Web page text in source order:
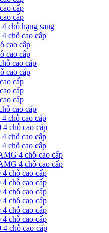
cấp
cấp
chỗ hạng sang
chỗ cao cấp
cao cấp
cao cấp
cao cấp
cao cấp
cấp
cấp
cấp
cao cấp
chỗ cao cấp
chỗ cao cấp
chỗ cao cấp
chỗ cao cấp
4 chỗ cao cấp
4 chỗ cao cấp
chỗ cao cấp
chỗ cao cấp
chỗ cao cấp
chỗ cao cấp
chỗ cao cấp
chỗ cao cấp
chỗ cao cấp